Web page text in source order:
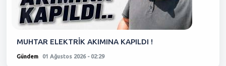
MUHTAR ELEKTRİK AKIMINA KAPILDI !
Gündem 01 Ağustos 2026 - 02:29